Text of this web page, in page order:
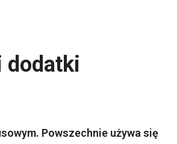
dodatki
Powszechnie używa się